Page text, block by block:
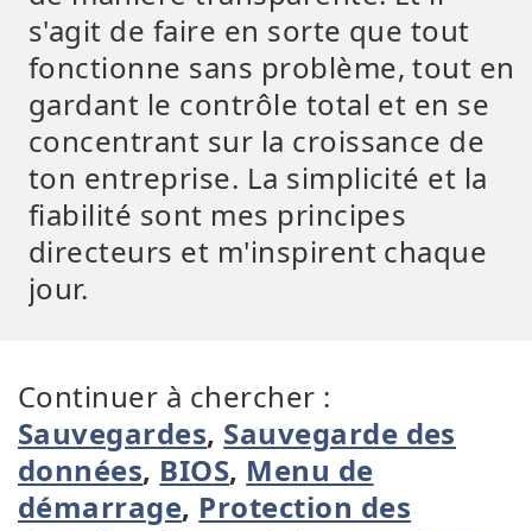
s'agit de faire en sorte que tout
fonctionne sans problème, tout en
gardant le contrôle total et en se
concentrant sur la croissance de
ton entreprise. La simplicité et la
fiabilité sont mes principes
directeurs et m'inspirent chaque
jour.
Continuer à chercher :
Sauvegardes, Sauvegarde des
données, BIOS, Menu de
démarrage, Protection des